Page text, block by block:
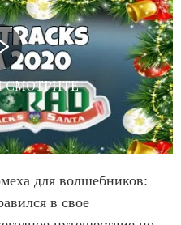
для волшебников:
в свое